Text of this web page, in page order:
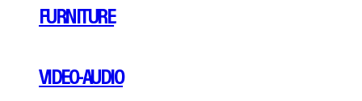
FURNITURE
VIDEO-AUDIO